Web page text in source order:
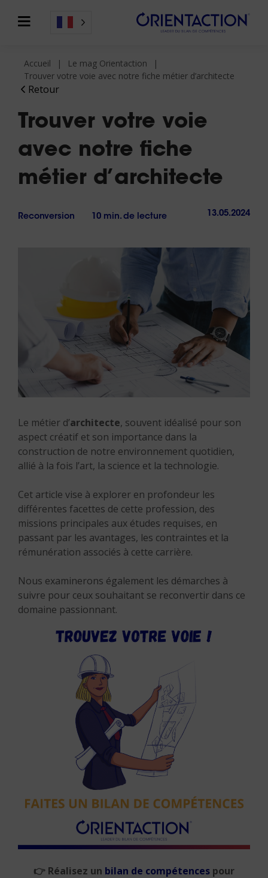
Retour
Accueil
Le mag Orientaction
Trouver votre voie avec notre fiche métier d’architecte
Trouver votre voie
avec notre fiche
métier d’architecte
Reconversion 10 min. de lecture 13.05.2024
Le métier d’architecte, souvent idéalisé pour son
aspect créatif et son importance dans la
construction de notre environnement quotidien,
allié à la fois l’art, la science et la technologie.
Cet article vise à explorer en profondeur les
différentes facettes de cette profession, des
missions principales aux études requises, en
passant par les avantages, les contraintes et la
rémunération associés à cette carrière.
Nous examinerons également les démarches à
suivre pour ceux souhaitant se reconvertir dans ce
domaine passionnant.
👉 Réalisez un bilan de compétences pour